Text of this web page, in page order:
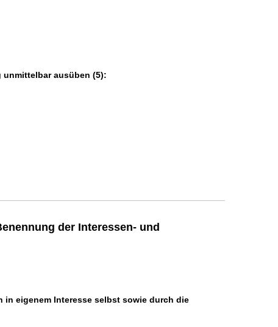
unmittelbar ausüben (5):
der Interessen- und
eigenem Interesse selbst sowie durch die